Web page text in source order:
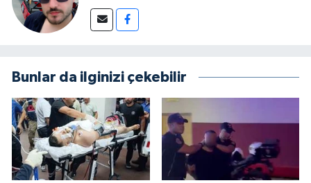
Bunlar da ilginizi çekebilir